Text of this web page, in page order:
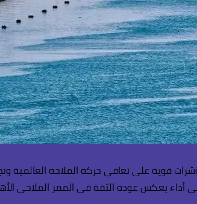
على تعافي حركة الملاحة العالمية
أداء يعكس عودة الثقة في الممر الملاحي